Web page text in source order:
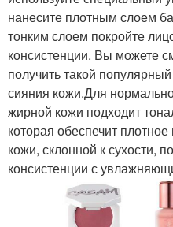
нанесите плотным слоем
тонким слоем покройте
консистенции. Вы можете
получить такой
сияния кожи.Для
жирной кожи подходит
которая обеспечит
кожи, склонной к сухости,
консистенции с